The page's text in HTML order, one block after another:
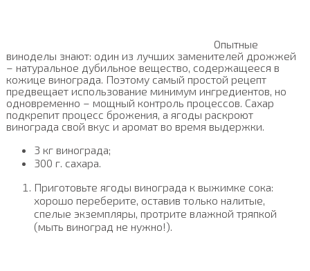
Опытные
виноделы знают: один из лучших заменителей дрожжей
– натуральное дубильное вещество, содержащееся в
кожице винограда. Поэтому самый простой рецепт
предвещает использование минимум ингредиентов, но
одновременно – мощный контроль процессов. Сахар
подкрепит процесс брожения, а ягоды раскроют
винограда свой вкус и аромат во время выдержки.
3 кг винограда;
300 г. сахара.
Приготовьте ягоды винограда к выжимке сока:
хорошо переберите, оставив только налитые,
спелые экземпляры, протрите влажной тряпкой
(мыть виноград не нужно!).